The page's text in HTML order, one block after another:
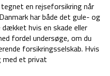
en rejseforsikring når
har både det gule- og
hvis en skade eller
fordel undersøge, om du
forsikringsselskab. Hvis
med et privat